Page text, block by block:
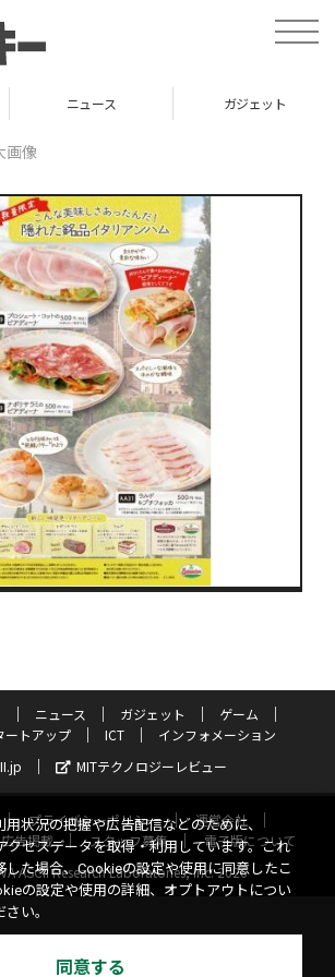
toggle
ニュース ガジェット
画像
ニュース ガジェット
ゲーム
ートアップ ICT
インフォメーション
MITテクノロジーレビュー
プライバシーポリシー
運営会社
広告掲載 スタッフ募集
電子版について
ASCII Research Laboratories, Inc. 2026
状況の把握や広告配信などのために、
クセスデータを取得・利用しています。これ
した場合、Cookieの設定や使用に同意したこ
の設定や使用の詳細、オプトアウトについ
い。
同意する